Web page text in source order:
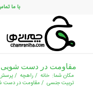
با ما تماس
مقاومت در دست شویی
مکان شما: خانه / راهچه /
تربیت جنسی / مقاومت در دست